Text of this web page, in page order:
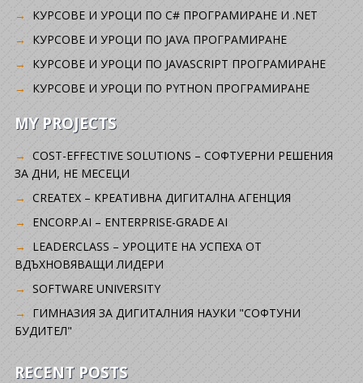
КУРСОВЕ И УРОЦИ ПО C# ПРОГРАМИРАНЕ И .NET
КУРСОВЕ И УРОЦИ ПО JAVA ПРОГРАМИРАНЕ
КУРСОВЕ И УРОЦИ ПО JAVASCRIPT ПРОГРАМИРАНЕ
КУРСОВЕ И УРОЦИ ПО PYTHON ПРОГРАМИРАНЕ
MY PROJECTS
COST-EFFECTIVE SOLUTIONS – СОФТУЕРНИ РЕШЕНИЯ
ЗА ДНИ, НЕ МЕСЕЦИ
CREATEX – КРЕАТИВНА ДИГИТАЛНА АГЕНЦИЯ
ENCORP.AI – ENTERPRISE-GRADE AI
LEADERCLASS – УРОЦИТЕ НА УСПЕХА ОТ
ВДЪХНОВЯВАЩИ ЛИДЕРИ
SOFTWARE UNIVERSITY
ГИМНАЗИЯ ЗА ДИГИТАЛНИЯ НАУКИ "СОФТУНИ
БУДИТЕЛ"
RECENT POSTS